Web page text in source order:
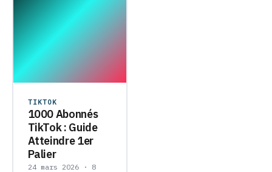
TIKTOK
1000 Abonnés
TikTok : Guide
Atteindre 1er
Palier
24 mars 2026 · 8